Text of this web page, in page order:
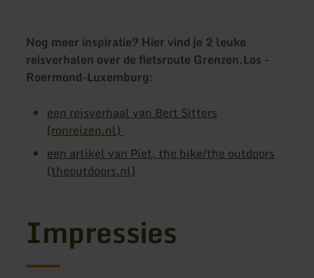
Nog meer inspiratie? Hier vind je 2 leuke
reisverhalen over de fietsroute Grenzen.Los -
Roermond-Luxemburg:
een reisverhaal van Bert Sitters
(ronreizen.nl)
een artikel van Piet, the bike/the outdoors
(theoutdoors.nl)
Impressies